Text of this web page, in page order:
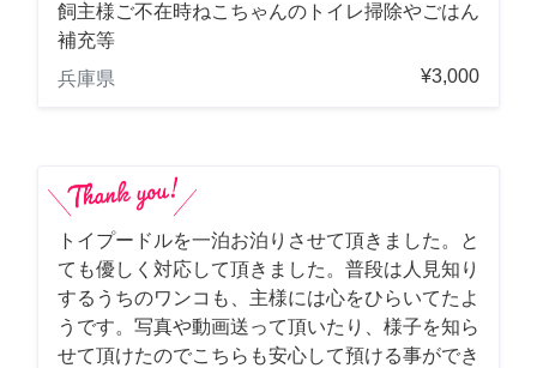
飼主様ご不在時ねこちゃんのトイレ掃除やごはん
補充等
兵庫県
¥3,000
トイプードルを一泊お泊りさせて頂きました。と
ても優しく対応して頂きました。普段は人見知り
するうちのワンコも、主様には心をひらいてたよ
うです。写真や動画送って頂いたり、様子を知ら
せて頂けたのでこちらも安心して預ける事ができ